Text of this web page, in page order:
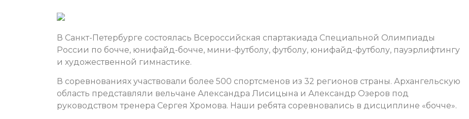
В Санкт-Петербурге состоялась Всероссийская спартакиада Специальной Олимпиады
России по бочче, юнифайд-бочче, мини-футболу, футболу, юнифайд-футболу, пауэрлифтингу
и художественной гимнастике.
В соревнованиях участвовали более 500 спортсменов из 32 регионов страны. Архангельскую
область представляли вельчане Александра Лисицына и Александр Озеров под
руководством тренера Сергея Хромова. Наши ребята соревновались в дисциплине «бочче».